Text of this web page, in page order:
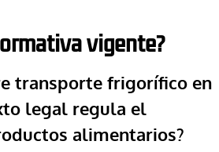
vigente?
transporte frigorífico en
legal regula el
alimentarios?